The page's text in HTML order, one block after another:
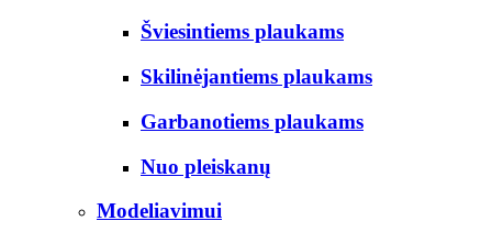
Šviesintiems plaukams
Skilinėjantiems plaukams
Garbanotiems plaukams
Nuo pleiskanų
Modeliavimui